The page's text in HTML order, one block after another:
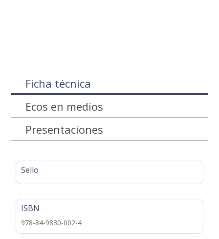
Ficha técnica
Ecos en medios
Presentaciones
Sello
ISBN
978-84-9830-002-4